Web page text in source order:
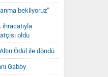
bekliyoruz”
ihracatıyla
oldu
Ödül ile döndü
Gabby